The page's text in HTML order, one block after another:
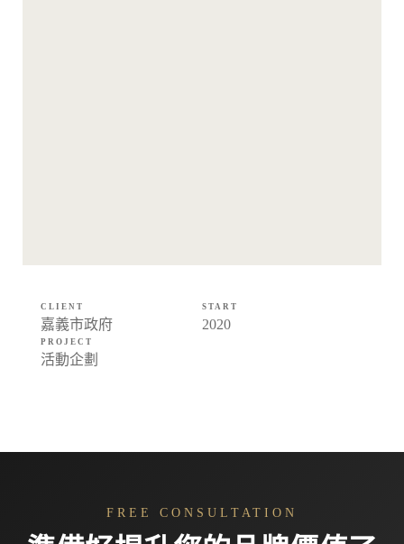
CLIENT
嘉義市政府
START
2020
PROJECT
活動企劃
FREE CONSULTATION